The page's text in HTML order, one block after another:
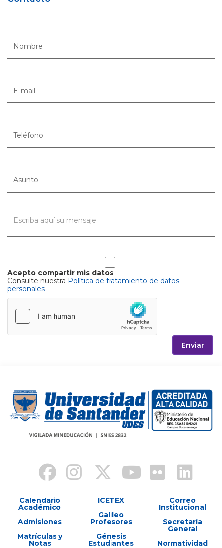
Acepto compartir mis datos
Consulte nuestra Política de tratamiento de datos
personales
Enviar
Calendario
Académico
Admisiones
Matrículas y
Notas
ICETEX
Galileo
Profesores
Génesis
Estudiantes
Correo
Institucional
Secretaría
General
Normatividad